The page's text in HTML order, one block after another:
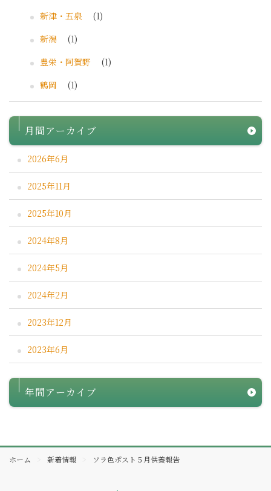
新津・五泉
(1)
新潟
(1)
豊栄・阿賀野
(1)
鶴岡
(1)
月間アーカイブ
2026年6月
2025年11月
2025年10月
2024年8月
2024年5月
2024年2月
2023年12月
2023年6月
年間アーカイブ
ホーム 新着情報 ソラ色ポスト５月供養報告